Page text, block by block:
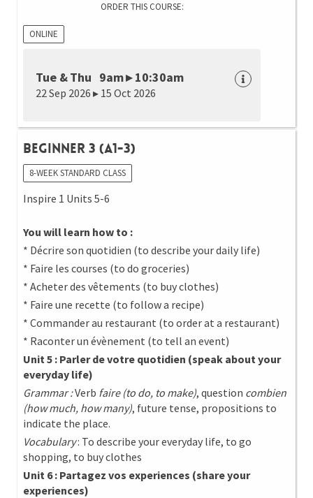
ORDER THIS COURSE:
ONLINE
Tue & Thu 9am ▸ 10:30am
22 Sep 2026 ▸ 15 Oct 2026
Beginner 3 (A1-3)
8-WEEK STANDARD CLASS
Inspire 1 Units 5-6
You will learn how to :
* Décrire son quotidien (to describe your daily life)
* Faire les courses (to do groceries)
* Acheter des vêtements (to buy clothes)
* Faire une recette (to follow a recipe)
* Commander au restaurant (to order at a restaurant)
* Raconter un évènement (to tell an event)
Unit 5 : Parler de votre quotidien (speak about your
everyday life)
Grammar :Verb faire (to do, to make), question combien
(how much, how many), future tense, propositions to
indicate the place.
Vocabulary: To describe your everyday life, to go
shopping, to buy clothes
Unit 6 : Partagez vos experiences (share your
experiences)